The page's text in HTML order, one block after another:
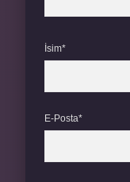
İsim*
E-Posta*